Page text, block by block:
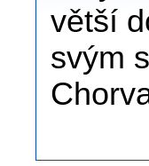
větší
svým